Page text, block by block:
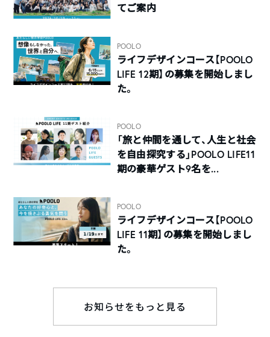
てご案内
POOLO
ライフデザインコース【POOLO
LIFE 12期】の募集を開始しまし
た。
POOLO
「旅と仲間を通して、人生と社会
を自由探究する」POOLO LIFE11
期の豪華ゲスト9名を...
POOLO
ライフデザインコース【POOLO
LIFE 11期】の募集を開始しまし
た。
お知らせをもっと見る